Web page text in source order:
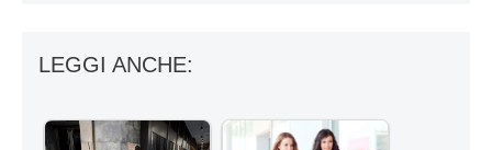
LEGGI ANCHE: